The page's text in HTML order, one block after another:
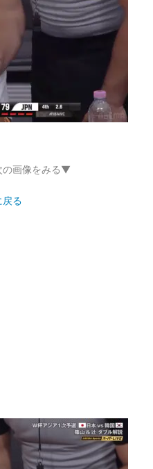
画像をみる▼
戻る